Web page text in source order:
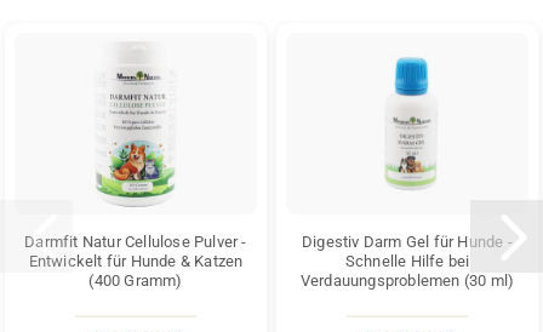
Darmfit Natur Cellulose Pulver -
Entwickelt für Hunde & Katzen
(400 Gramm)
Digestiv Darm Gel für Hunde -
Schnelle Hilfe bei
Verdauungsproblemen (30 ml)